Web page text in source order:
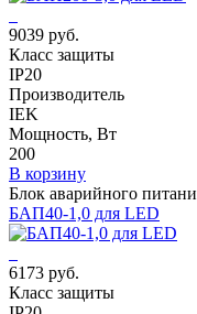
9039 руб.
Класс защиты
IP20
Производитель
IEK
Мощность, Вт
200
В корзину
Блок аварийного
БАП40-1,0 для LED
6173 руб.
Класс защиты